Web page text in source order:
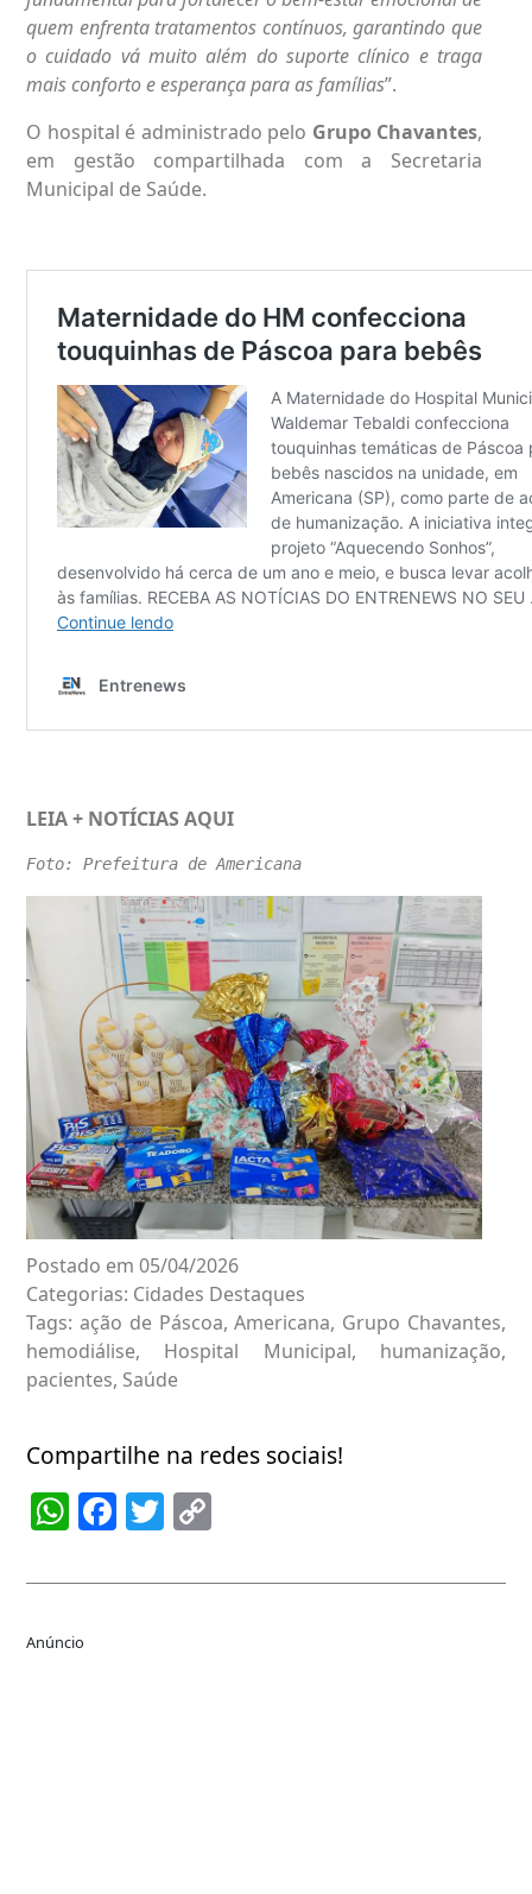
quem enfrenta tratamentos contínuos, garantindo que
o cuidado vá muito além do suporte clínico e traga
mais conforto e esperança para as famílias”.
O hospital é administrado pelo Grupo Chavantes,
em gestão compartilhada com a Secretaria
Municipal de Saúde.
LEIA + NOTÍCIAS AQUI
Foto: Prefeitura de Americana
Postado em 05/04/2026
Categorias: Cidades Destaques
Tags: ação de Páscoa,Americana, Grupo Chavantes,
hemodiálise, Hospital Municipal, humanização,
pacientes, Saúde
Compartilhe na redes sociais!
WhatsApp
Facebook
Twitter
Anúncio